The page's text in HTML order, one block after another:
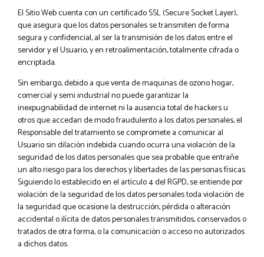
El Sitio Web cuenta con un certificado SSL (Secure Socket Layer),
que asegura que los datos personales se transmiten de forma
segura y confidencial, al ser la transmisión de los datos entre el
servidor y el Usuario, y en retroalimentación, totalmente cifrada o
encriptada.
Sin embargo, debido a que venta de maquinas de ozono hogar,
comercial y semi industrial no puede garantizar la
inexpugnabilidad de internet ni la ausencia total de hackers u
otros que accedan de modo fraudulento a los datos personales, el
Responsable del tratamiento se compromete a comunicar al
Usuario sin dilación indebida cuando ocurra una violación de la
seguridad de los datos personales que sea probable que entrañe
un alto riesgo para los derechos y libertades de las personas físicas.
Siguiendo lo establecido en el artículo 4 del RGPD, se entiende por
violación de la seguridad de los datos personales toda violación de
la seguridad que ocasione la destrucción, pérdida o alteración
accidental o ilícita de datos personales transmitidos, conservados o
tratados de otra forma, o la comunicación o acceso no autorizados
a dichos datos.